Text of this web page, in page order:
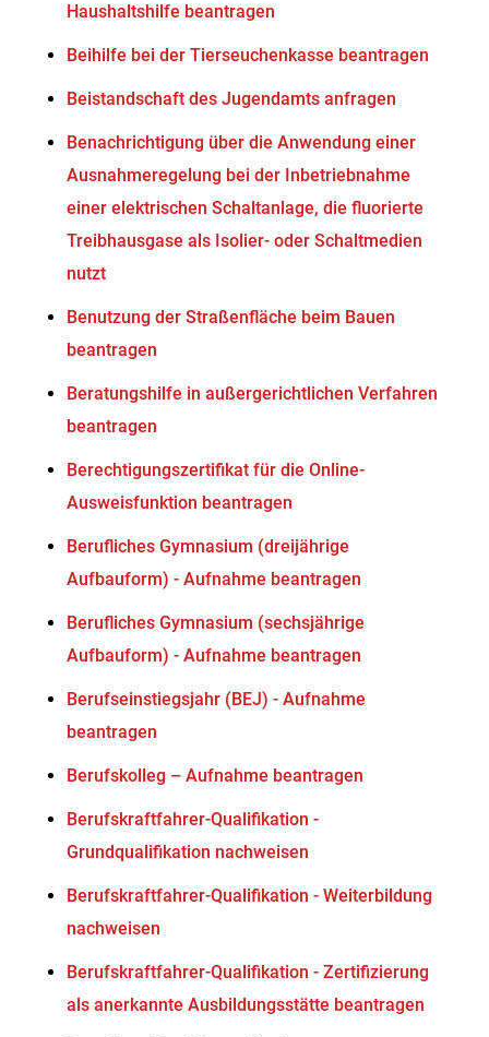
Haushaltshilfe beantragen
Beihilfe bei der Tierseuchenkasse beantragen
Beistandschaft des Jugendamts anfragen
Benachrichtigung über die Anwendung einer
Ausnahmeregelung bei der Inbetriebnahme
einer elektrischen Schaltanlage, die fluorierte
Treibhausgase als Isolier- oder Schaltmedien
nutzt
Benutzung der Straßenfläche beim Bauen
beantragen
Beratungshilfe in außergerichtlichen Verfahren
beantragen
Berechtigungszertifikat für die Online-
Ausweisfunktion beantragen
Berufliches Gymnasium (dreijährige
Aufbauform) - Aufnahme beantragen
Berufliches Gymnasium (sechsjährige
Aufbauform) - Aufnahme beantragen
Berufseinstiegsjahr (BEJ) - Aufnahme
beantragen
Berufskolleg – Aufnahme beantragen
Berufskraftfahrer-Qualifikation -
Grundqualifikation nachweisen
Berufskraftfahrer-Qualifikation - Weiterbildung
nachweisen
Berufskraftfahrer-Qualifikation - Zertifizierung
als anerkannte Ausbildungsstätte beantragen